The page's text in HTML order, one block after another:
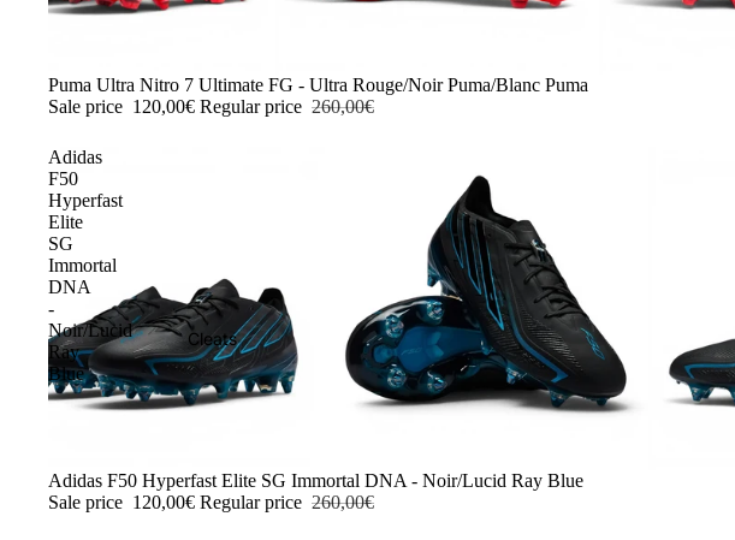
Cleats
-54%
Puma Ultra Nitro 7 Ultimate FG - Ultra Rouge/Noir Puma/Blanc Puma
Sale price 120,00€ Regular price 260,00€
Adidas
F50
Hyperfast
Elite
SG
Immortal
DNA
-
Noir/Lucid
Ray
Blue
-54%
Adidas F50 Hyperfast Elite SG Immortal DNA - Noir/Lucid Ray Blue
Sale price 120,00€ Regular price 260,00€